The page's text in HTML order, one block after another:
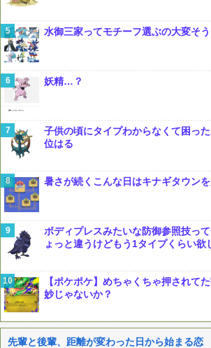
水御三家ってモチーフ選ぶの大変そ
妖精…？
子供の頃にタイプわからなくて困っ
位はる
暑さが続くこんな日はキナギタウン
ボディプレスみたいな防御参照技っ
ょっと違うけどもう1タイプくらい欲
【ポケポケ】めちゃくちゃ押されて
妙じゃないか？
先輩と後輩、距離が変わった日から始まる恋